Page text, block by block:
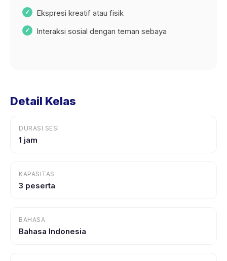
Ekspresi kreatif atau fisik
Interaksi sosial dengan teman sebaya
Detail Kelas
DURASI SESI
1 jam
KAPASITAS
3 peserta
BAHASA
Bahasa Indonesia